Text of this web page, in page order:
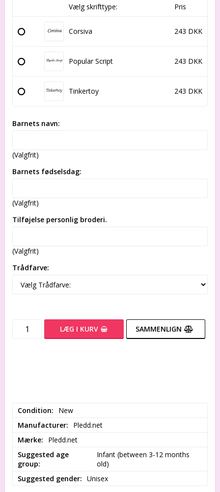
Vælg skrifttype: Pris
Corsiva 243 DKK
Popular Script 243 DKK
Tinkertoy 243 DKK
Barnets navn:
(Valgfrit)
Barnets fødselsdag:
(Valgfrit)
Tilføjelse personlig broderi.
(Valgfrit)
Trådfarve:
LÆG I KURV SAMMENLIGN
Condition
New
Manufacturer
Pledd.net
Mærke
Pledd.net
Suggested age
group
Infant (between 3-12 months
old)
Suggested gender
Unisex